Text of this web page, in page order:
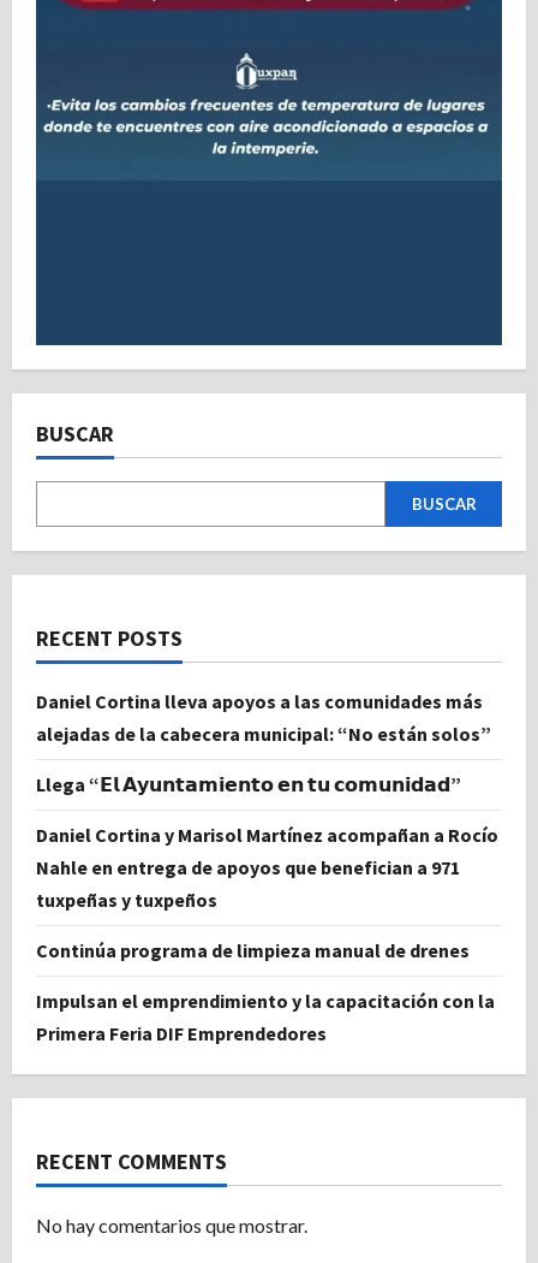
BUSCAR
BUSCAR
RECENT POSTS
Daniel Cortina lleva apoyos a las comunidades más
alejadas de la cabecera municipal: “No están solos”
Llega “𝗘𝗹 𝗔𝘆𝘂𝗻𝘁𝗮𝗺𝗶𝗲𝗻𝘁𝗼 𝗲𝗻 𝘁𝘂 𝗰𝗼𝗺𝘂𝗻𝗶𝗱𝗮𝗱”
Daniel Cortina y Marisol Martínez acompañan a Rocío
Nahle en entrega de apoyos que benefician a 971
tuxpeñas y tuxpeños
Continúa programa de limpieza manual de drenes
Impulsan el emprendimiento y la capacitación con la
Primera Feria DIF Emprendedores
RECENT COMMENTS
No hay comentarios que mostrar.